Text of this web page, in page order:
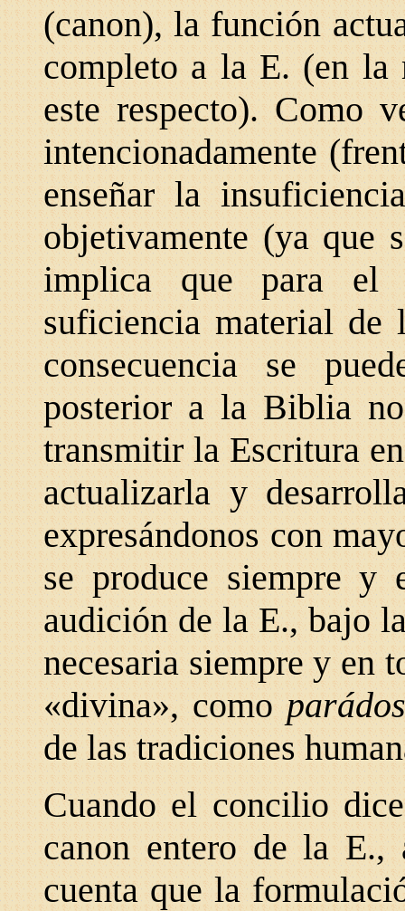
(canon), la función
completo a la E. (en la
este respecto). Como
intencionadamente
enseñar la
objetivamente (ya que
implica que para
suficiencia material
consecuencia se
posterior a la Biblia
transmitir la Escritura
actualizarla y
expresándonos con
se produce siempre y
audición de la E., bajo
necesaria siempre y en
«divina», como
de las tradiciones
Cuando el concilio
canon entero de la E.,
cuenta que la